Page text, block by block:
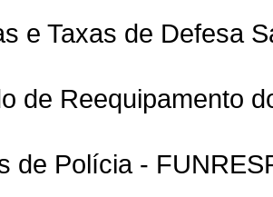
e Taxas de Defesa
de Reequipamento
de Polícia -